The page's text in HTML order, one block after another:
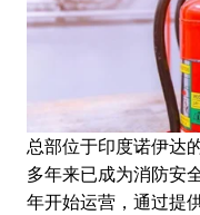
总部位于印度诺伊达
多年来已成为消防安
年开始运营，通过提